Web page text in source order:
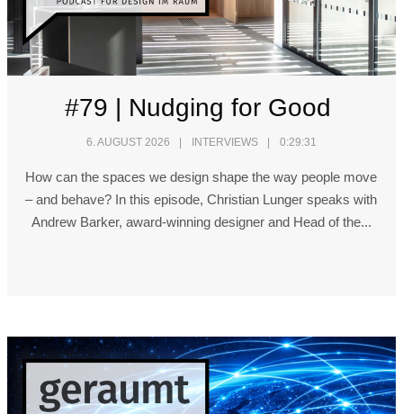
#79 | Nudging for Good
6. AUGUST 2026 INTERVIEWS 0:29:31
How can the spaces we design shape the way people move
– and behave? In this episode, Christian Lunger speaks with
Andrew Barker, award-winning designer and Head of the...